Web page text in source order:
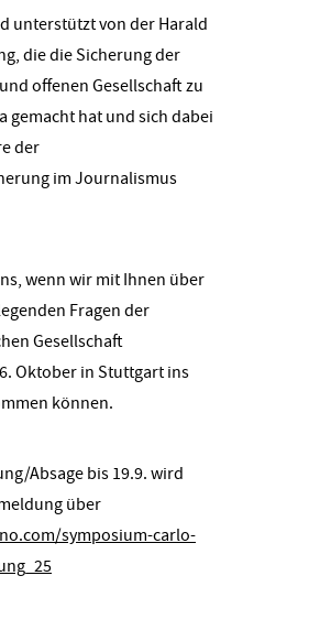
unterstützt von der Harald
die die Sicherung der
offenen Gesellschaft zu
gemacht hat und sich dabei
der
im Journalismus
wenn wir mit Ihnen über
Fragen der
Gesellschaft
Oktober in Stuttgart ins
können.
Absage bis 19.9. wird
über
symposium-carlo-